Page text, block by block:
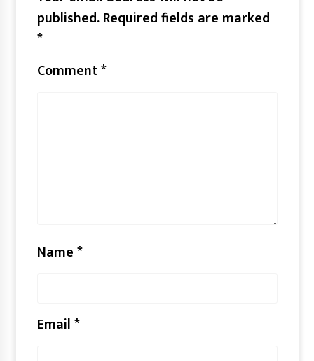
published.Required fields are marked
*
Comment*
Name*
Email*